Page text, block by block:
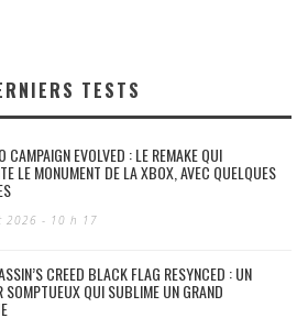
TESTS
CAMPAIGN EVOLVED : LE REMAKE QUI
LE MONUMENT DE LA XBOX, AVEC QUELQUES
2026 - 10 h 17
CREED BLACK FLAG RESYNCED : UN
SOMPTUEUX QUI SUBLIME UN GRAND